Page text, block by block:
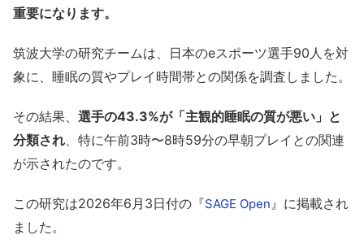
重要になります。
筑波大学の研究チームは、日本のeスポーツ選手90人を対
象に、睡眠の質やプレイ時間帯との関係を調査しました。
その結果、 選手の43.3%が「主観的睡眠の質が悪い」と
分類され 、特に午前3時〜8時59分の早朝プレイとの関連
が示されたのです。
この研究は2026年6月3日付の『SAGE Open 』に掲載され
ました。